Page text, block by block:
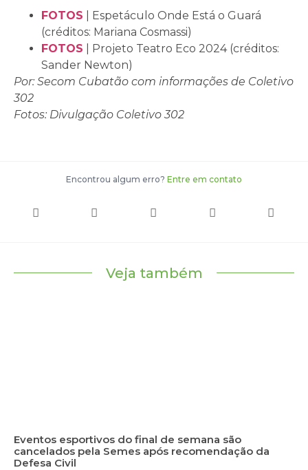
FOTOS | Espetáculo Onde Está o Guará
(créditos: Mariana Cosmassi)
FOTOS | Projeto Teatro Eco 2024 (créditos:
Sander Newton)
Por: Secom Cubatão com informações de Coletivo
302
Fotos: Divulgação Coletivo 302
Encontrou algum erro? Entre em contato
Veja também
Eventos esportivos do final de semana são
cancelados pela Semes após recomendação da
Defesa Civil